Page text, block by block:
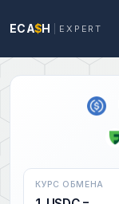
ECA$H EXPERT
КУРС ОБМЕНА